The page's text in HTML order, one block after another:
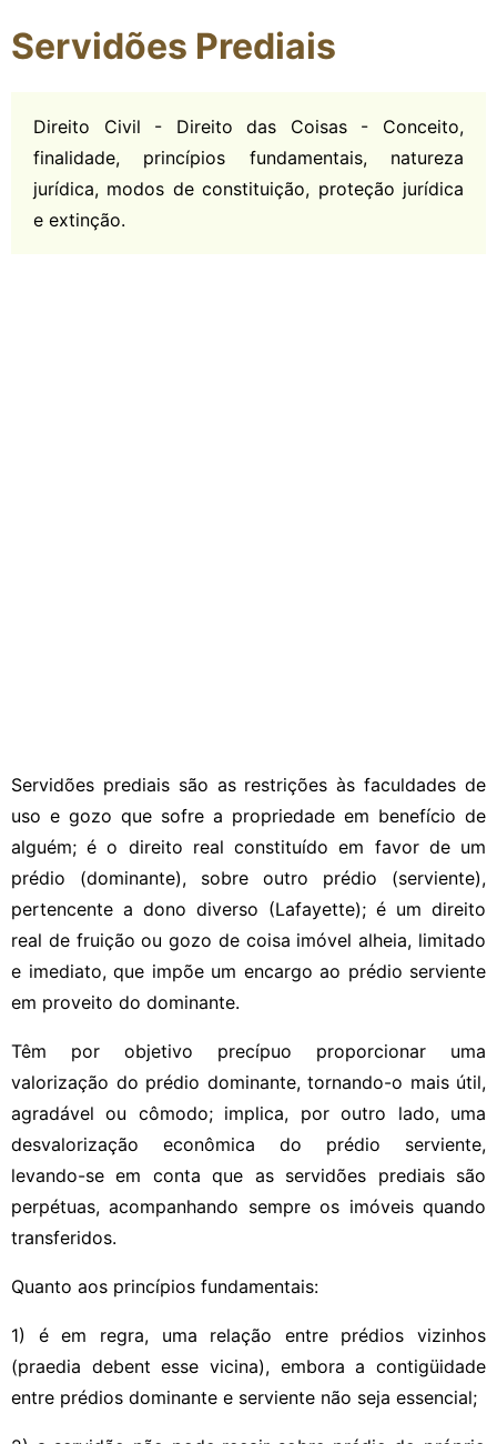
Servidões Prediais
Direito Civil - Direito das Coisas - Conceito,
finalidade, princípios fundamentais, natureza
jurídica, modos de constituição, proteção jurídica
e extinção.
Servidões prediais são as restrições às faculdades de
uso e gozo que sofre a propriedade em benefício de
alguém; é o direito real constituído em favor de um
prédio (dominante), sobre outro prédio (serviente),
pertencente a dono diverso (Lafayette); é um direito
real de fruição ou gozo de coisa imóvel alheia, limitado
e imediato, que impõe um encargo ao prédio serviente
em proveito do dominante.
Têm por objetivo precípuo proporcionar uma
valorização do prédio dominante, tornando-o mais útil,
agradável ou cômodo; implica, por outro lado, uma
desvalorização econômica do prédio serviente,
levando-se em conta que as servidões prediais são
perpétuas, acompanhando sempre os imóveis quando
transferidos.
Quanto aos princípios fundamentais:
1) é em regra, uma relação entre prédios vizinhos
(praedia debent esse vicina), embora a contigüidade
entre prédios dominante e serviente não seja essencial;